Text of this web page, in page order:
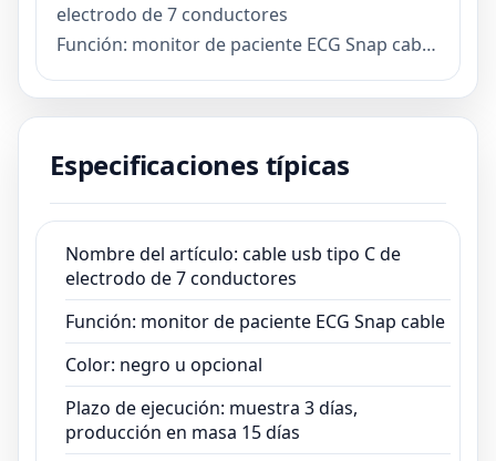
electrodo de 7 conductores
Función: monitor de paciente ECG Snap cable
Color: negro u opcional
Plazo de ejecución: muestra 3 días,
Plazo de pago: TT, PayPal, tarjeta de crédito
Especificaciones típicas
Nombre del artículo: cable usb tipo C de
electrodo de 7 conductores
Función: monitor de paciente ECG Snap cable
Color: negro u opcional
Plazo de ejecución: muestra 3 días,
producción en masa 15 días